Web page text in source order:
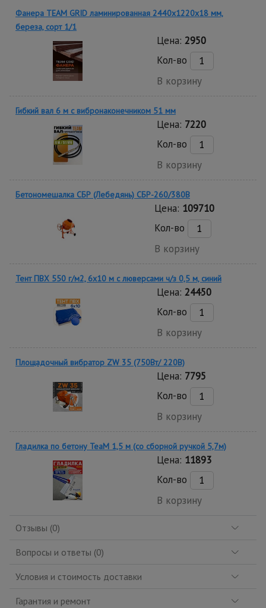
Фанера TEAM GRID ламинированная 2440х1220х18 мм,
береза, сорт 1/1
Цена: 2950
Кол-во
В корзину
Гибкий вал 6 м с вибронаконечником 51 мм
Цена: 7220
Кол-во
В корзину
Бетономешалка СБР (Лебедянь) СБР-260/380В
Цена: 109710
Кол-во
В корзину
Тент ПВХ 550 г/м2, 6х10 м с люверсами ч/з 0,5 м, синий
Цена: 24450
Кол-во
В корзину
Площадочный вибратор ZW 35 (750Вт/ 220В)
Цена: 7795
Кол-во
В корзину
Гладилка по бетону TeaM 1,5 м (со сборной ручкой 5,7м)
Цена: 11893
Кол-во
В корзину
Отзывы (0)
Вопросы и ответы (0)
Условия и стоимость доставки
Гарантия и ремонт